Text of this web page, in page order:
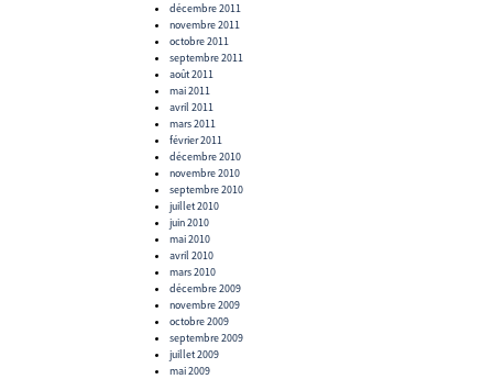
décembre 2011
novembre 2011
octobre 2011
septembre 2011
août 2011
mai 2011
avril 2011
mars 2011
février 2011
décembre 2010
novembre 2010
septembre 2010
juillet 2010
juin 2010
mai 2010
avril 2010
mars 2010
décembre 2009
novembre 2009
octobre 2009
septembre 2009
juillet 2009
mai 2009